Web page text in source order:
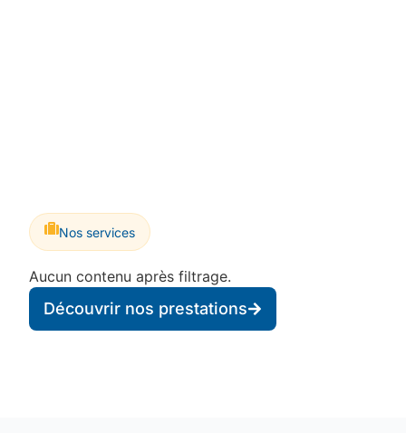
Nos services
Aucun contenu après filtrage.
Découvrir nos prestations